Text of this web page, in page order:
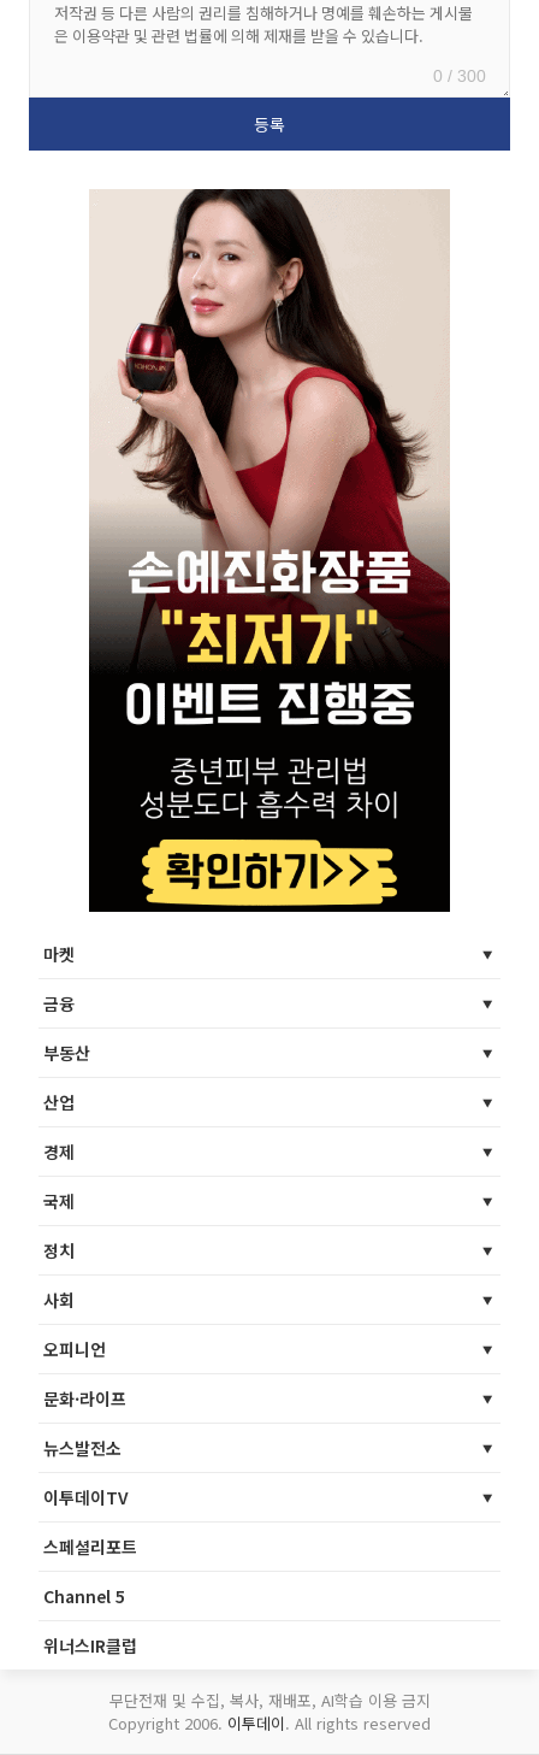
0 / 300
마켓
금융
부동산
산업
경제
국제
정치
사회
오피니언
문화·라이프
뉴스발전소
이투데이TV
스페셜리포트
Channel 5
위너스IR클럽
무단전재 및 수집, 복사, 재배포, AI학습 이용 금지
Copyright 2006. 이투데이. All rights reserved